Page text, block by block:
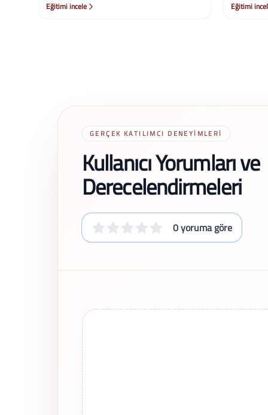
Eğitimi incele Eğitimi
GERÇEK KATILIMCI DENEYIMLERI
Kullanıcı Yorumları ve
Derecelendirmeleri
0 yoruma göre
Son Yorumlar